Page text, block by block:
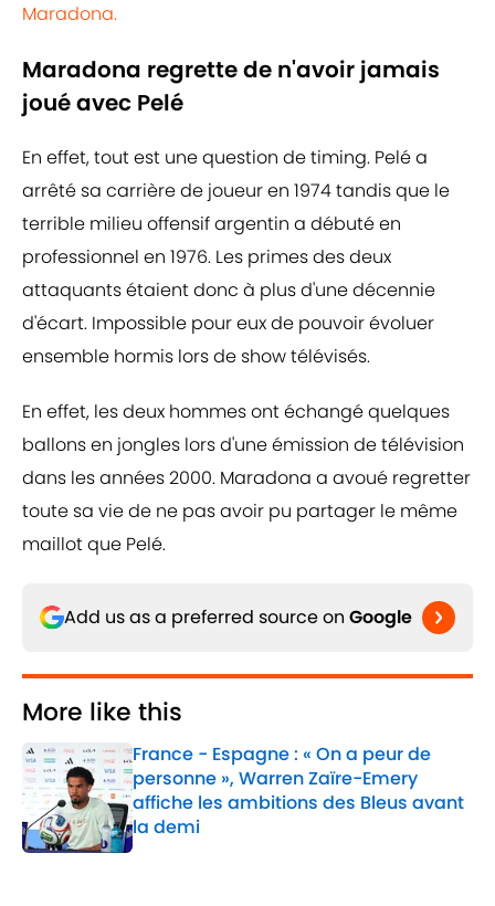
Maradona.
Maradona regrette de n'avoir jamais
joué avec Pelé
En effet, tout est une question de timing. Pelé a
arrêté sa carrière de joueur en 1974 tandis que le
terrible milieu offensif argentin a débuté en
professionnel en 1976. Les primes des deux
attaquants étaient donc à plus d'une décennie
d'écart. Impossible pour eux de pouvoir évoluer
ensemble hormis lors de show télévisés.
En effet, les deux hommes ont échangé quelques
ballons en jongles lors d'une émission de télévision
dans les années 2000. Maradona a avoué regretter
toute sa vie de ne pas avoir pu partager le même
maillot que Pelé.
Add us as a preferred source on Google
More like this
France - Espagne : « On a peur de
personne », Warren Zaïre-Emery
affiche les ambitions des Bleus avant
la demi
Published by on Invalid Date